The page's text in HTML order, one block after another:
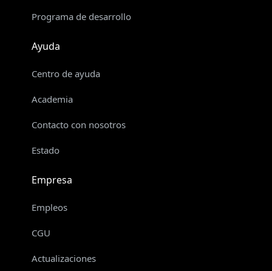
Programa de desarrollo
Ayuda
Centro de ayuda
Academia
Contacto con nosotros
Estado
Empresa
Empleos
CGU
Actualizaciones